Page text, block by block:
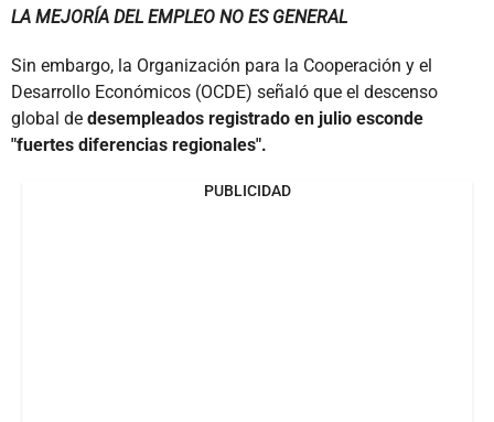
LA MEJORÍA DEL EMPLEO NO ES GENERAL
Sin embargo, la Organización para la Cooperación y el
Desarrollo Económicos (OCDE) señaló que el descenso
global de desempleados registrado en julio esconde
"fuertes diferencias regionales".
PUBLICIDAD